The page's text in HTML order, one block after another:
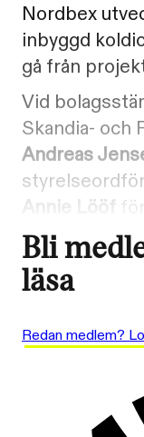
Nordbex
inbyggd
gå från
Vid
Skandia- och
Andreas
Annie Lööf
Bli
läsa
Redan medlem?